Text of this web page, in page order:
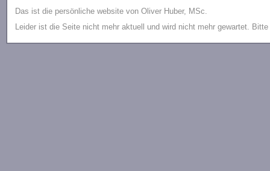
Das ist die persönliche website von Oliver Huber, MSc.
Leider ist die Seite nicht mehr aktuell und wird nicht mehr gewartet.